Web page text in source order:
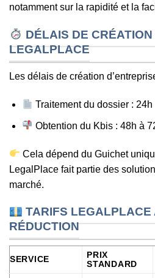
notamment sur la rapidité et la
DÉLAIS DE CRÉATION
LEGALPLACE
Les délais de création
Traitement du dossier : 24h
Obtention du Kbis : 48h à
Cela dépend du Guichet
LegalPlace fait partie des
marché.
TARIFS LEGALPLACE
RÉDUCTION
SERVICE
PRIX
STANDARD